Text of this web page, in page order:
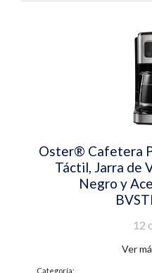
Oster® Cafetera
Táctil, Jarra de
Negro y
12
Ver
Categoría: